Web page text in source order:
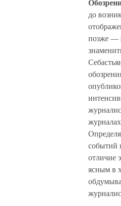
до
позже —
событий
отличие
ясным в